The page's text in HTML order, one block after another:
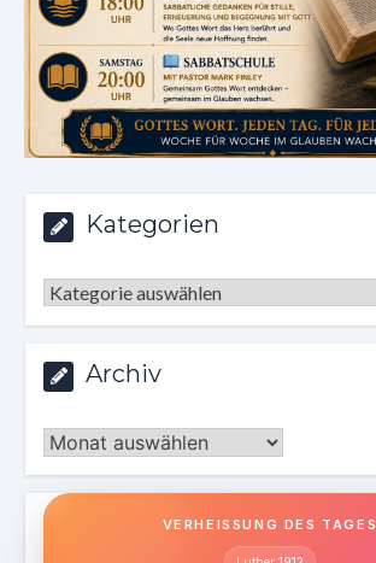
Kategorien
Kategorien
Archiv
Archiv
VERHEISSUNG DES TAGES